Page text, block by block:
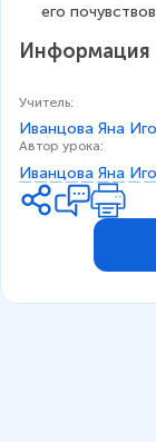
его
Информация
Учитель:
Иванцова Яна
Автор урока:
Иванцова Яна